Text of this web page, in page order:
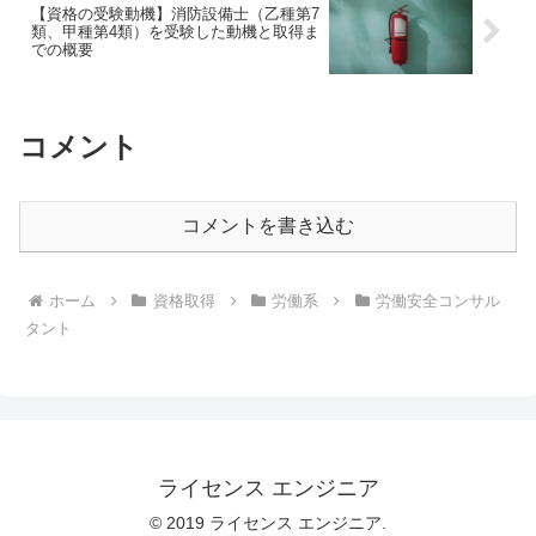
【資格の受験動機】消防設備士（乙種第7
類、甲種第4類）を受験した動機と取得ま
での概要
コメント
コメントを書き込む
ホーム 資格取得 労働系
労働安全コンサル
タント
ライセンス エンジニア
© 2019 ライセンス エンジニア.